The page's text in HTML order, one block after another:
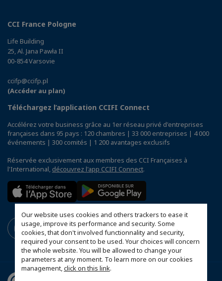
Our website uses cookies and others trackers to ease it
usage, improve its performance and security. Some
cookies, that don't involved functionnality and security,
required your consent to be used. Your choices will concern
the whole website. You will be allowed to change your
parameters at any moment. To learn more on our cookies
management,click on this link.
CCI France Pologne
Life Building
25, Al. Jana Pawła II
00-854 Varsovie
ccifp@ccifp.pl
(Accéder au plan)
Téléchargez l’application CCIFI Connect
Accélérez votre business grâce au 1er réseau privé d'entreprises
françaises dans 95 pays : 120 chambres | 33 000 entreprises | 4 000
événements | 300 comités | 1 200 avantages exclusifs
Réservée exclusivement aux membres des CCI Françaises à
l'International, découvrez l'app CCIFI Connect.